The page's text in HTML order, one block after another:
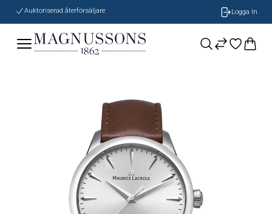
Auktoriserad återförsäljare Logga In